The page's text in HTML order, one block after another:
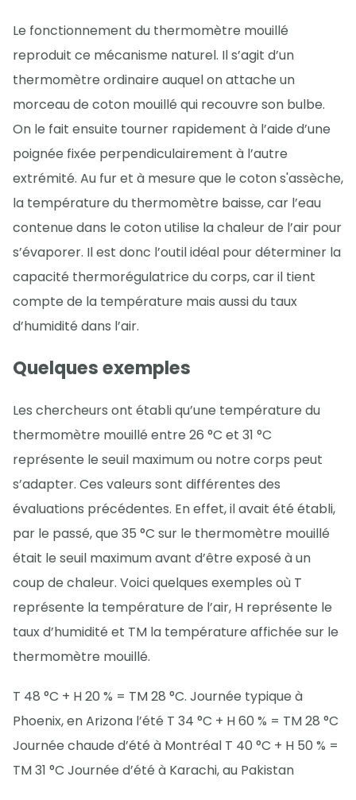
Le fonctionnement du thermomètre mouillé
reproduit ce mécanisme naturel. Il s’agit d’un
thermomètre ordinaire auquel on attache un
morceau de coton mouillé qui recouvre son bulbe.
On le fait ensuite tourner rapidement à l’aide d’une
poignée fixée perpendiculairement à l’autre
extrémité. Au fur et à mesure que le coton s'assèche,
la température du thermomètre baisse, car l’eau
contenue dans le coton utilise la chaleur de l’air pour
s’évaporer. Il est donc l’outil idéal pour déterminer la
capacité thermorégulatrice du corps, car il tient
compte de la température mais aussi du taux
d’humidité dans l’air.
Quelques exemples
Les chercheurs ont établi qu’une température du
thermomètre mouillé entre 26 °C et 31 °C
représente le seuil maximum ou notre corps peut
s’adapter. Ces valeurs sont différentes des
évaluations précédentes. En effet, il avait été établi,
par le passé, que 35 °C sur le thermomètre mouillé
était le seuil maximum avant d’être exposé à un
coup de chaleur. Voici quelques exemples où T
représente la température de l’air, H représente le
taux d’humidité et TM la température affichée sur le
thermomètre mouillé.
T 48 °C + H 20 % = TM 28 °C. Journée typique à
Phoenix, en Arizona l’été T 34 °C + H 60 % = TM 28 °C
Journée chaude d’été à Montréal T 40 °C + H 50 % =
TM 31 °C Journée d’été à Karachi, au Pakistan